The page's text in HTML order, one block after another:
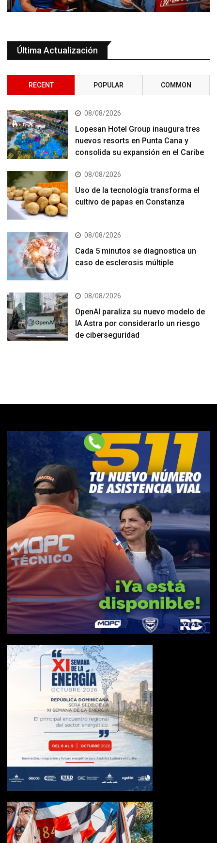
Última Actualización
RECENT POPULAR COMMON
08/08/2026
Lopesan Hotel Group inaugura tres
nuevos resorts en Punta Cana y
consolida su expansión en el Caribe
08/08/2026
Uso de la tecnología transforma el
cultivo de papas en Constanza
08/08/2026
Cada 5 minutos se diagnostica un
caso de esclerosis múltiple
08/08/2026
OpenAI paraliza su nuevo modelo de
IA Astra por considerarlo un riesgo
de ciberseguridad